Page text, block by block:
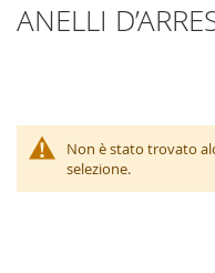
ANELLI
Non è stato trovato
selezione.